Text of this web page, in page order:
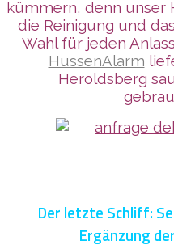
kümmern, denn unser
die Reinigung und
Wahl für jeden
HussenAlarm
Heroldsberg
Der letzte Schliff:
Ergänzung